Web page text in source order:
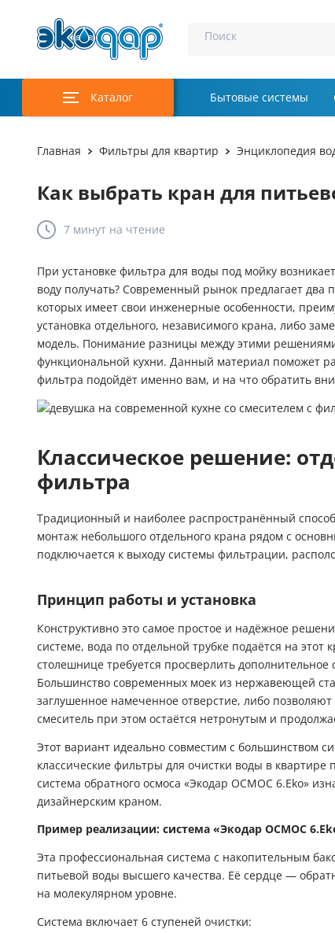
Поиск
Каталог Бытовые системы
Главная Фильтры для квартир Энциклопедия
Как выбрать кран для
7 минут на чтение
При установке фильтра для воды под мойку
воду получать? Современный рынок предлагает
которых имеет свои инженерные особенности,
установка отдельного, независимого крана, либо
модель. Понимание разницы между этими
функциональной кухни. Данный материал поможет
фильтра подойдёт именно вам, и на что обратить
Классическое решение:
фильтра
Традиционный и наиболее распространённый
монтаж небольшого отдельного крана рядом с
подключается к выходу системы фильтрации,
Принцип работы и установка
Конструктивно это самое простое и надёжное
системе, вода по отдельной трубке подаётся на этот
столешнице требуется просверлить
Большинство современных моек из нержавеющей
заглушенное намеченное отверстие, либо позволяют
смеситель при этом остаётся нетронутым и
Этот вариант идеально совместим с большинством
классические фильтры для очистки воды в
система обратного осмоса «Экодар ОСМОС 6.Eko»
дизайнерским краном.
Пример реализации: система «Экодар ОСМОС
Эта профессиональная система с накопительным
питьевой воды высшего качества. Её сердце —
на молекулярном уровне.
Система включает 6 ступеней очистки: